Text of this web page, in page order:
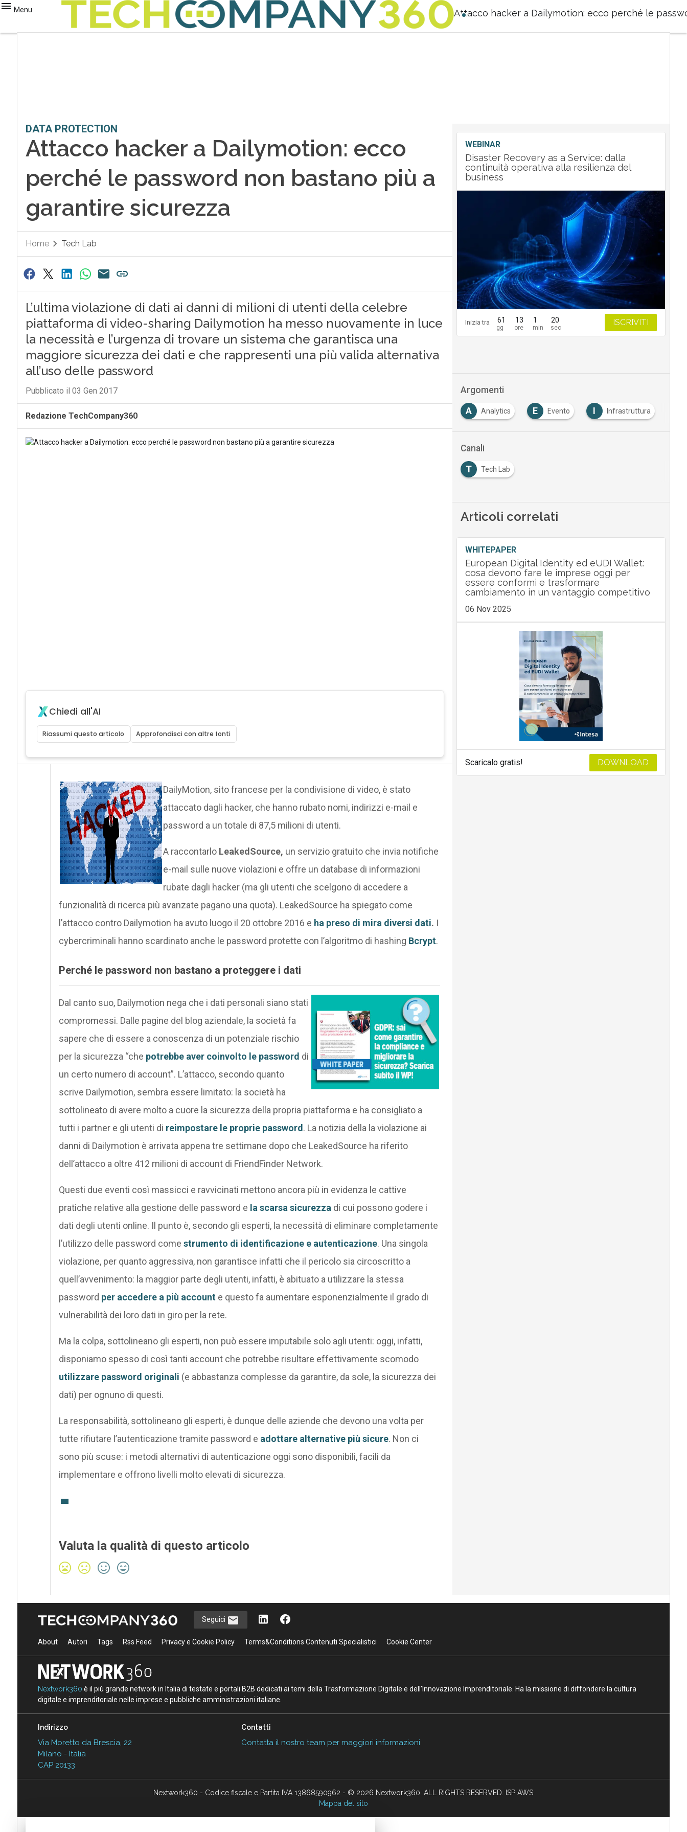
Menu Attacco hacker a Dailymotion: ecco perché le
DATA PROTECTION
Attacco hacker a Dailymotion: ecco
perché le password non bastano più a
garantire sicurezza
Home Tech Lab
L’ultima violazione di dati ai danni di milioni di utenti della celebre
piattaforma di video-sharing Dailymotion ha messo nuovamente in luce
la necessità e l’urgenza di trovare un sistema che garantisca una
maggiore sicurezza dei dati e che rappresenti una più valida alternativa
all’uso delle password
Pubblicato il 03 Gen 2017
Redazione TechCompany360
Chiedi all'AI
Riassumi questo articolo Approfondisci con altre fonti
DailyMotion, sito francese per la condivisione di video, è stato
attaccato dagli hacker, che hanno rubato nomi, indirizzi e-mail e
password a un totale di 87,5 milioni di utenti.
A raccontarlo LeakedSource, un servizio gratuito che invia notifiche
e-mail sulle nuove violazioni e offre un database di informazioni
rubate dagli hacker (ma gli utenti che scelgono di accedere a
funzionalità di ricerca più avanzate pagano una quota). LeakedSource ha spiegato come
l’attacco contro Dailymotion ha avuto luogo il 20 ottobre 2016 e ha preso di mira diversi dati. I
cybercriminali hanno scardinato anche le password protette con l’algoritmo di hashing Bcrypt.
Perché le password non bastano a proteggere i dati
Dal canto suo, Dailymotion nega che i dati personali siano stati
compromessi. Dalle pagine del blog aziendale, la società fa
sapere che di essere a conoscenza di un potenziale rischio
per la sicurezza “che potrebbe aver coinvolto le password di
un certo numero di account”. L’attacco, secondo quanto
scrive Dailymotion, sembra essere limitato: la società ha
sottolineato di avere molto a cuore la sicurezza della propria piattaforma e ha consigliato a
tutti i partner e gli utenti di reimpostare le proprie password. La notizia della la violazione ai
danni di Dailymotion è arrivata appena tre settimane dopo che LeakedSource ha riferito
dell’attacco a oltre 412 milioni di account di FriendFinder Network.
Questi due eventi così massicci e ravvicinati mettono ancora più in evidenza le cattive
pratiche relative alla gestione delle password e la scarsa sicurezzadi cui possono godere i
dati degli utenti online. Il punto è, secondo gli esperti, la necessità di eliminare completamente
l’utilizzo delle password come strumento di identificazione e autenticazione. Una singola
violazione, per quanto aggressiva, non garantisce infatti che il pericolo sia circoscritto a
quell’avvenimento: la maggior parte degli utenti, infatti, è abituato a utilizzare la stessa
password per accedere a più accounte questo fa aumentare esponenzialmente il grado di
vulnerabilità dei loro dati in giro per la rete.
Ma la colpa, sottolineano gli esperti, non può essere imputabile solo agli utenti: oggi, infatti,
disponiamo spesso di così tanti account che potrebbe risultare effettivamente scomodo
utilizzare password originali (e abbastanza complesse da garantire, da sole, la sicurezza dei
dati) per ognuno di questi.
La responsabilità, sottolineano gli esperti, è dunque delle aziende che devono una volta per
tutte rifiutare l’autenticazione tramite password e adottare alternative più sicure. Non ci
sono più scuse: i metodi alternativi di autenticazione oggi sono disponibili, facili da
implementare e offrono livelli molto elevati di sicurezza.
Valuta la qualità di questo articolo
WEBINAR
Disaster Recovery as a Service: dalla
continuità operativa alla resilienza del
business
Inizia tra 61 13 1 19 ISCRIVITI
Argomenti
A Analytics E Evento I Infrastruttura
Canali
T Tech Lab
Articoli correlati
WHITEPAPER
European Digital Identity ed eUDI Wallet:
cosa devono fare le imprese oggi per
essere conformi e trasformare
cambiamento in un vantaggio competitivo
06 Nov 2025
Scaricalo gratis! DOWNLOAD
Seguici
About Autori Tags Rss Feed Privacy e Cookie Policy Terms&Conditions Contenuti Specialistici Cookie Center
Nextwork360 è il più grande network in Italia di testate e portali B2B dedicati ai temi della Trasformazione Digitale e dell’Innovazione Imprenditoriale. Ha la missione di diffondere la cultura
digitale e imprenditoriale nelle imprese e pubbliche amministrazioni italiane.
Indirizzo
Via Moretto da Brescia, 22
Milano - Italia
CAP 20133
Contatti
Contatta il nostro team per maggiori informazioni
Nextwork360 - Codice fiscale e Partita IVA 13868590962 - © 2026 Nextwork360. ALL RIGHTS RESERVED. ISP AWS
Mappa del sito